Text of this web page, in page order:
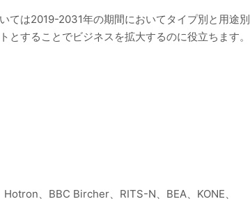
ては2019-2031年の期間においてタイプ別と用途別
することでビジネスを拡大するのに役立ちます。
、BBC Bircher、RITS-N、BEA、KONE、